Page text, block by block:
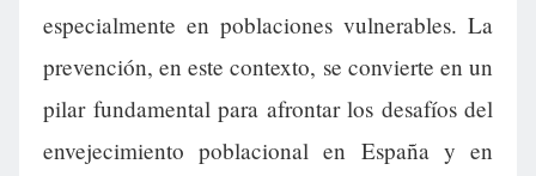
especialmente en poblaciones vulnerables. La
prevención, en este contexto, se convierte en un
pilar fundamental para afrontar los desafíos del
envejecimiento poblacional en España y en